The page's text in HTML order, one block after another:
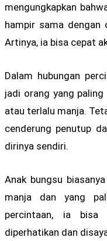
mengungkapkan
hampir sama dengan
Artinya, ia bisa cepat
Dalam hubungan
jadi orang yang
atau terlalu manja.
cenderung penutup
dirinya sendiri.
Anak bungsu
manja dan yang
percintaan, ia
diperhatikan dan